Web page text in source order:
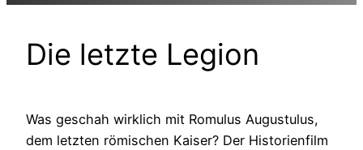
Die letzte Legion
Was geschah wirklich mit Romulus Augustulus,
dem letzten römischen Kaiser? Der Historienfilm